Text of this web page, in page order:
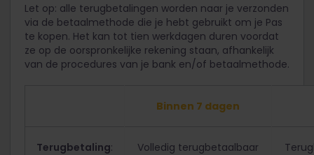
Let op: alle terugbetalingen worden naar je verzonden
via de betaalmethode die je hebt gebruikt om je Pas
te kopen. Het kan tot tien werkdagen duren voordat
ze op de oorspronkelijke rekening staan, afhankelijk
van de procedures van je bank en/of betaalmethode.
Binnen 7 dagen
Terugbetaling: Volledig terugbetaalbaar